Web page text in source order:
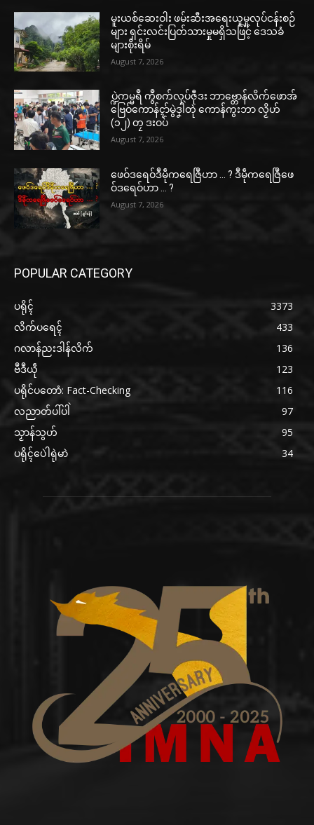
မူးယစ်ဆေးဝါး ဖမ်းဆီးအရေးယူမှုလုပ်ငန်းစဉ်
များ ရှင်းလင်းပြတ်သားမှုမရှိသဖြင့် ဒေသခံ
များစိုးရိမ်
August 7, 2026
ပ္ဍဲကမ္မရဳ ကွဳစက်လုပ်ဇီုဒး ဘာဗ္တောန်လိက်ဖောအ်
ဗြေဝ်ကောန်ၚာ်မွဲဒၞါဲတုဲ ကောန်ကွးဘာ လၟိဟ်
(၁၂) တၠ ဒးဝပ်
August 7, 2026
ဖေဝ်ဒရေဝ်ဒဳမဵုကရေဇြဳဟာ … ? ဒဳမဵုကရေဇြဳဖေ
ဝ်ဒရေဝ်ဟာ … ?
August 7, 2026
POPULAR CATEGORY
ပရိုၚ်
3373
လိက်ပရေၚ်
433
ဂလာန်ညးဒါန်လိက်
136
ဗဳဒဳယဵု
123
ပရိုင်ပတောံ: Fact-Checking
116
လညာတ်ပါ်ပါဲ
97
သၟာန်သွဟ်
95
ပရိုၚ်ပေဲါရုဲမာဲ
34